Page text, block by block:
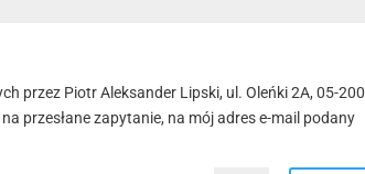
przez Piotr Aleksander Lipski, ul. Oleńki 2A, 05-200
przesłane zapytanie, na mój adres e-mail podany